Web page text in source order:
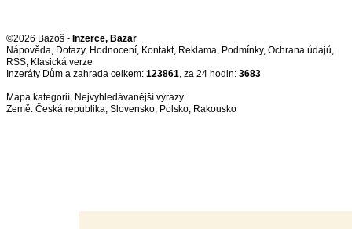
©2026 Bazoš - Inzerce, Bazar
Nápověda, Dotazy, Hodnocení, Kontakt, Reklama, Podmínky, Ochrana údajů,
RSS,
Inzeráty Dům a zahrada celkem: 123861, za 24 hodin: 3683
Mapa kategorií, Nejvyhledávanější výrazy
Země: Česká republika, Slovensko, Polsko, Rakousko